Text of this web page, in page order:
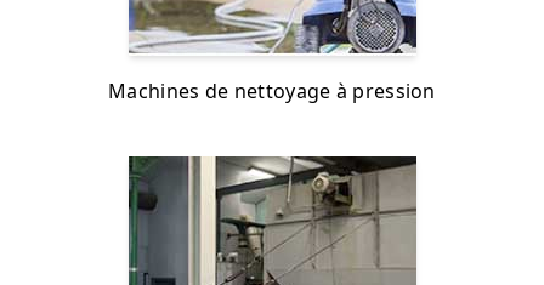
Machines de nettoyage à pression